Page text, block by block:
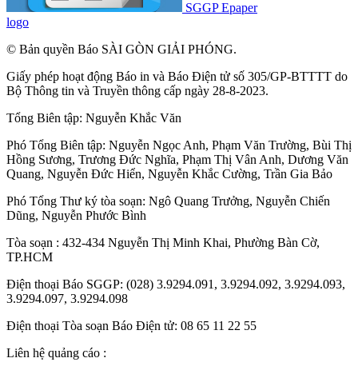
SGGP Epaper
logo
© Bản quyền Báo SÀI GÒN GIẢI PHÓNG.
Giấy phép hoạt động Báo in và Báo Điện tử số 305/GP-BTTTT do
Bộ Thông tin và Truyền thông cấp ngày 28-8-2023.
Tổng Biên tập: Nguyễn Khắc Văn
Phó Tổng Biên tập: Nguyễn Ngọc Anh, Phạm Văn Trường, Bùi Thị
Hồng Sương, Trương Đức Nghĩa, Phạm Thị Vân Anh, Dương Văn
Quang, Nguyễn Đức Hiển, Nguyễn Khắc Cường, Trần Gia Bảo
Phó Tổng Thư ký tòa soạn: Ngô Quang Trưởng, Nguyễn Chiến
Dũng, Nguyễn Phước Bình
Tòa soạn : 432-434 Nguyễn Thị Minh Khai, Phường Bàn Cờ,
TP.HCM
Điện thoại Báo SGGP: (028) 3.9294.091, 3.9294.092, 3.9294.093,
3.9294.097, 3.9294.098
Điện thoại Tòa soạn Báo Điện tử: 08 65 11 22 55
Liên hệ quảng cáo :